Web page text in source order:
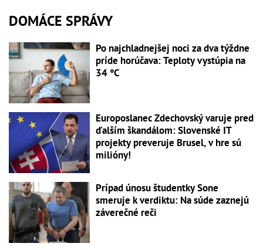
DOMÁCE SPRÁVY
Po najchladnejšej noci za dva týždne
príde horúčava: Teploty vystúpia na
34 °C
Europoslanec Zdechovský varuje pred
ďalším škandálom: Slovenské IT
projekty preveruje Brusel, v hre sú
milióny!
Prípad únosu študentky Sone
smeruje k verdiktu: Na súde zaznejú
záverečné reči